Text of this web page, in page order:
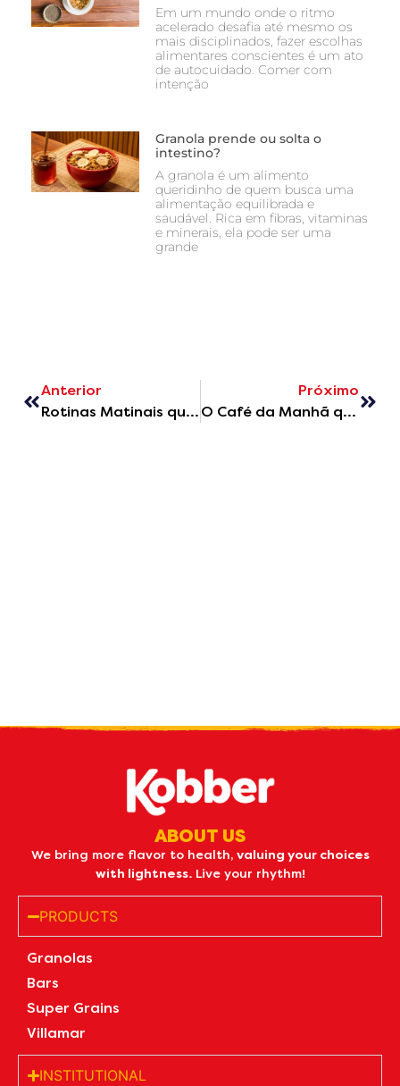
Em um mundo onde o ritmo
acelerado desafia até mesmo os
mais disciplinados, fazer escolhas
alimentares conscientes é um ato
de autocuidado. Comer com
intenção
Granola prende ou solta o
intestino?
A granola é um alimento
queridinho de quem busca uma
alimentação equilibrada e
saudável. Rica em fibras, vitaminas
e minerais, ela pode ser uma
grande
Anterior
Rotinas Matinais que Impulsionam o Dia: Como Começar com Energia e Sabor
Próximo
O Café da Manhã que Vai Transformar o Seu Dia
ABOUT US
We bring more flavor to health, valuing your choices
with lightness.Live your rhythm!
PRODUCTS
Granolas
Bars
Super Grains
Villamar
INSTITUTIONAL